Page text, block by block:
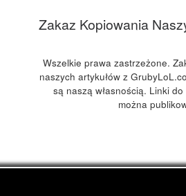
Zakaz Kopiowania
Wszelkie prawa zastrzeżone.
naszych artykułów z
są naszą własnością. Linki
można